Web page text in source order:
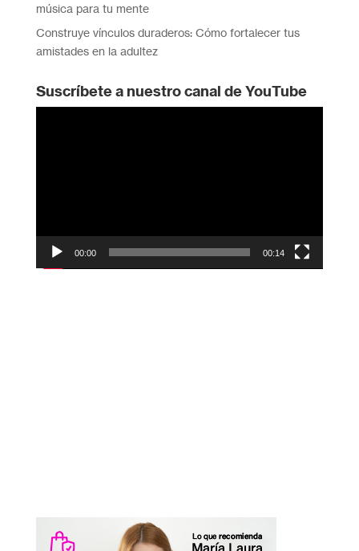
música para tu mente
Construye vínculos duraderos: Cómo fortalecer tus
amistades en la adultez
Suscríbete a nuestro canal de YouTube
00:00 00:14